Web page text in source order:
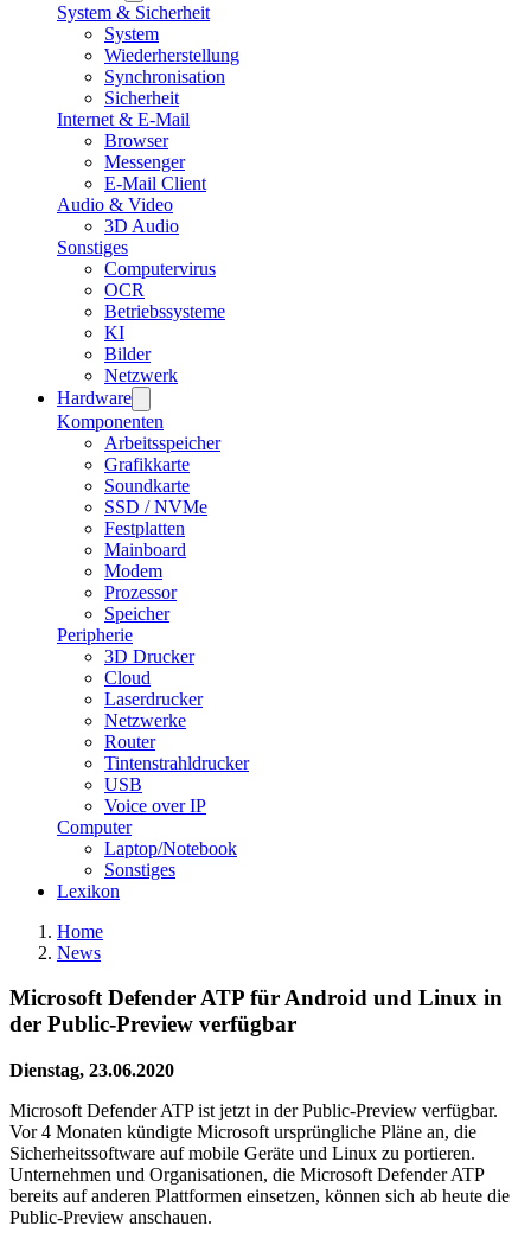
System & Sicherheit
System
Wiederherstellung
Synchronisation
Sicherheit
Internet & E-Mail
Browser
Messenger
E-Mail Client
Audio & Video
3D Audio
Sonstiges
Computervirus
OCR
Betriebssysteme
KI
Bilder
Netzwerk
Hardware
Komponenten
Arbeitsspeicher
Grafikkarte
Soundkarte
SSD / NVMe
Festplatten
Mainboard
Modem
Prozessor
Speicher
Peripherie
3D Drucker
Cloud
Laserdrucker
Netzwerke
Router
Tintenstrahldrucker
USB
Voice over IP
Computer
Laptop/Notebook
Sonstiges
Lexikon
Home
News
Microsoft Defender ATP für Android und Linux in
der Public-Preview verfügbar
Dienstag, 23.06.2020
Microsoft Defender ATP ist jetzt in der Public-Preview verfügbar.
Vor 4 Monaten kündigte Microsoft ursprüngliche Pläne an, die
Sicherheitssoftware auf mobile Geräte und Linux zu portieren.
Unternehmen und Organisationen, die Microsoft Defender ATP
bereits auf anderen Plattformen einsetzen, können sich ab heute die
Public-Preview anschauen.